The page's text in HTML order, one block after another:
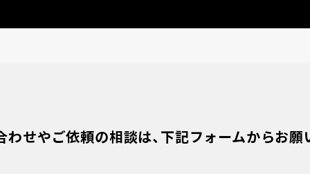
わせやご依頼の相談は、下記フォームからお願